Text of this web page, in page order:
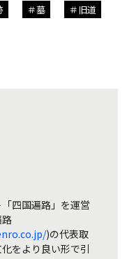
墓 旧道
四国遍路」を運営
)の代表取
をより良い形で引